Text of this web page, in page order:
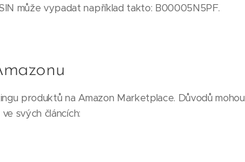
může vypadat například takto: B00005N5PF.
produktů na Amazon Marketplace. Důvodů mohou
svých článcích: